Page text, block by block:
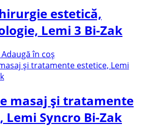
estetică,
Lemi 3 Bi-Zak
Adaugă în coș
masaj și tratamente
Lemi Syncro Bi-Zak